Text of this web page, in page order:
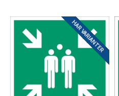
HAR VARIANTER